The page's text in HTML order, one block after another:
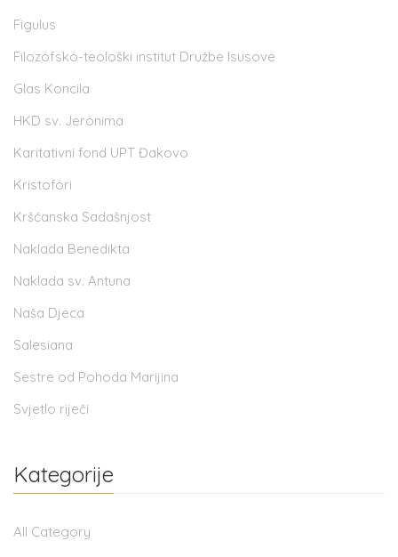
Figulus
Filozofsko-teološki institut Družbe Isusove
Glas Koncila
HKD sv. Jeronima
Karitativni fond UPT Đakovo
Kristofori
Kršćanska Sadašnjost
Naklada Benedikta
Naklada sv. Antuna
Naša Djeca
Salesiana
Sestre od Pohoda Marijina
Svjetlo riječi
Kategorije
All Category